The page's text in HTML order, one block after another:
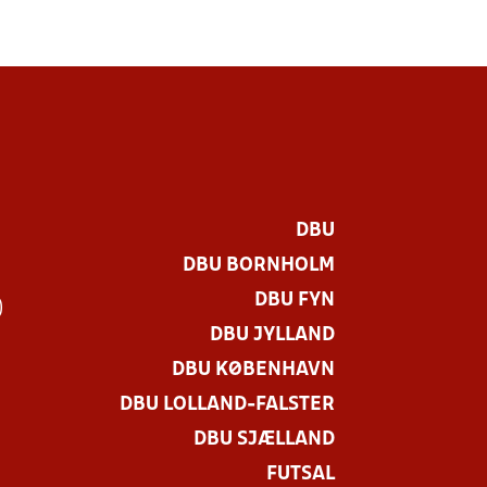
DBU
DBU BORNHOLM
DBU FYN
DBU JYLLAND
DBU KØBENHAVN
DBU LOLLAND-FALSTER
DBU SJÆLLAND
FUTSAL